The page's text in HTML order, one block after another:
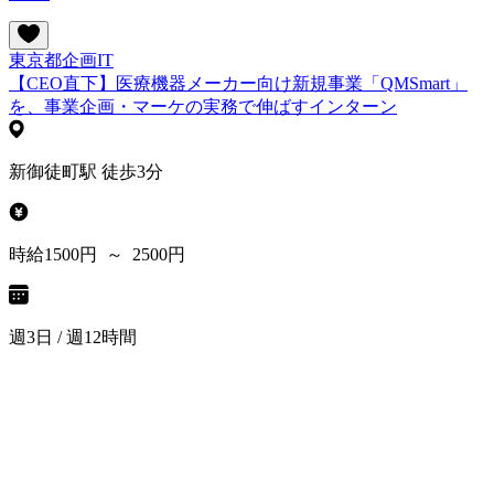
東京都企画IT
【CEO直下】医療機器メーカー向け新規事業「QMSmart」
を、事業企画・マーケの実務で伸ばすインターン
新御徒町駅 徒歩3分
時給1500円 ～ 2500円
週3日 / 週12時間